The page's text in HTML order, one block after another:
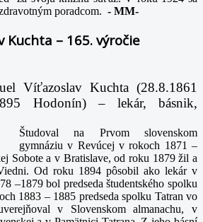
poradcom. - MM-
Kuchta – 165. výročie
Víťazoslav Kuchta (28.8.1861
Hodonín) – lekár, básnik,
Študoval na Prvom slovenskom
gymnáziu v Revúcej v rokoch 1871 –
Sobote a v Bratislave, od roku 1879 žil a
Od roku 1894 pôsobil ako lekár v
–1879 bol predseda študentského spolku
1883 – 1885 predseda spolku Tatran vo
v Slovenskom almanachu, v